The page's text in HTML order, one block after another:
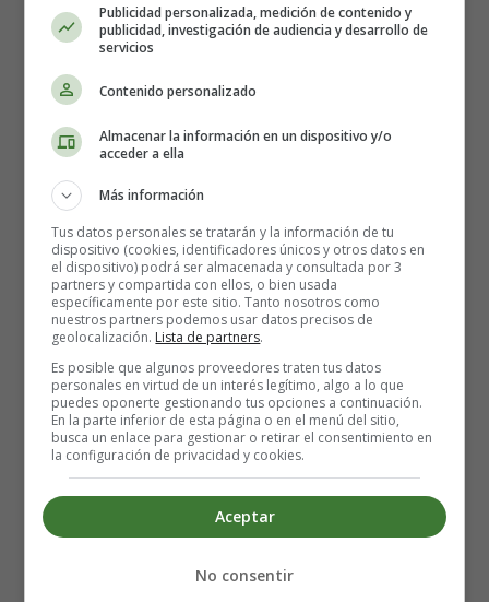
película, Cuestión de sangre -
Título original: Stillwater
Dirección: Tom Mccarthy
Actores: Matt Damon, Abigail Breslin, Camille Cottin,
Deanna Dunagan, Lisandro Boccacci, Robert Peters,
Ryan Music, Dustin Wilson, Lena Harmon, Nick
Publicidad personalizada, medición de contenido y
publicidad, investigación de audiencia y desarrollo de
servicios
Contenido personalizado
Almacenar la información en un dispositivo y/o
acceder a ella
Más información
Tus datos personales se tratarán y la información de tu
dispositivo (cookies, identificadores únicos y otros datos en
el dispositivo) podrá ser almacenada y consultada por 3
partners y compartida con ellos, o bien usada
específicamente por este sitio. Tanto nosotros como
nuestros partners podemos usar datos precisos de
geolocalización. Lista de partners.
Es posible que algunos proveedores traten tus datos
personales en virtud de un interés legítimo, algo a lo que
puedes oponerte gestionando tus opciones a continuación.
En la parte inferior de esta página o en el menú del sitio,
busca un enlace para gestionar o retirar el consentimiento en
la configuración de privacidad y cookies.
Aceptar
No consentir